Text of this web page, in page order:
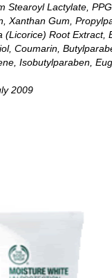
Stearoyl Lactylate,
Xanthan Gum,
(Licorice) Root Extract,
Coumarin,
Isobutylparaben,
2009